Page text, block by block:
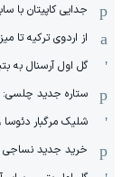
جدایی کاپیتان با
از اردوی ترکیه تا
گل اول آرسنال به
ستاره جدید چلسی:
شلیک مرگبار
خرید جدید نساجی